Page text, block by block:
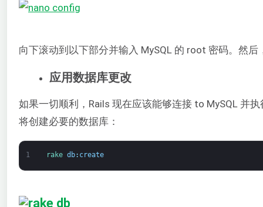
向下滚动到以下部分并输入 MySQL 的 root 密码。然
应用数据库更改
如果一切顺利，Rails 现在应该能够连接 to MySQL 并
将创建必要的数据库：
1 rake db: create